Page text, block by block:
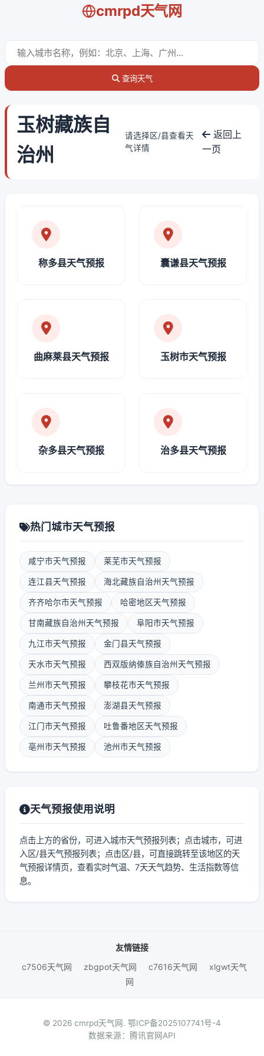
cmrpd天气网
查询天气
玉树藏族自
治州
请选择区/县查看天
气详情
返回上
一页
称多县天气预报 囊谦县天气预报
曲麻莱县天气预报 玉树市天气预报
杂多县天气预报 治多县天气预报
热门城市天气预报
咸宁市天气预报 莱芜市天气预报
连江县天气预报 海北藏族自治州天气预报
齐齐哈尔市天气预报 哈密地区天气预报
甘南藏族自治州天气预报 阜阳市天气预报
九江市天气预报 金门县天气预报
天水市天气预报 西双版纳傣族自治州天气预报
兰州市天气预报 攀枝花市天气预报
南通市天气预报 澎湖县天气预报
江门市天气预报 吐鲁番地区天气预报
亳州市天气预报 池州市天气预报
天气预报使用说明
点击上方的省份，可进入城市天气预报列表；点击城市，可进
入区/县天气预报列表；点击区/县，可直接跳转至该地区的天
气预报详情页，查看实时气温、7天天气趋势、生活指数等信
息。
友情链接
c7506天气网
zbgpot天气网 c7616天气网
xlgwt天气
网
© 2026 cmrpd天气网. 鄂ICP备2025107741号-4
数据来源：腾讯官网API